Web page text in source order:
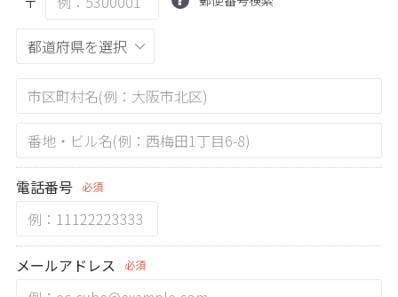
電話番号 必須
メールアドレス 必須